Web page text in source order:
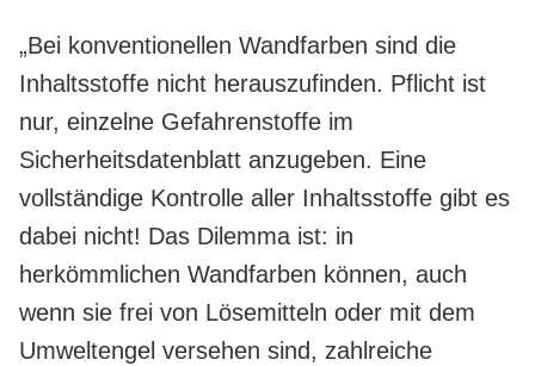
„Bei konventionellen Wandfarben sind die
Inhaltsstoffe nicht herauszufinden. Pflicht ist
nur, einzelne Gefahrenstoffe im
Sicherheitsdatenblatt anzugeben. Eine
vollständige Kontrolle aller Inhaltsstoffe gibt es
dabei nicht! Das Dilemma ist: in
herkömmlichen Wandfarben können, auch
wenn sie frei von Lösemitteln oder mit dem
Umweltengel versehen sind, zahlreiche